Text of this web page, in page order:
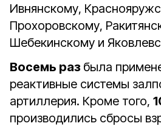
Ивнянскому,
Прохоровскому,
Шебекинскому и
Восемь раз была
реактивные системы
артиллерия. Кроме того,
производились сбросы